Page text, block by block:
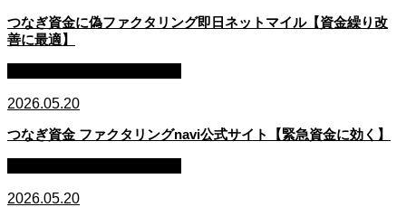
つなぎ資金に偽ファクタリング即日ネットマイル【資金繰り改
善に最適】
2026.05.20
つなぎ資金 ファクタリングnavi公式サイト【緊急資金に効く】
2026.05.20